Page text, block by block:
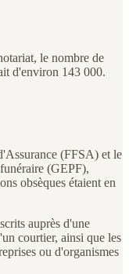
le nombre de
d'environ 143 000.
(FFSA) et le
(GEPF),
obsèques étaient en
auprès d'une
courtier, ainsi que les
ou d'organismes